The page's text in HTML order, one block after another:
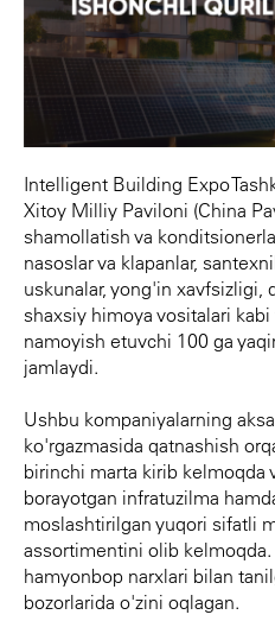
Intelligent Building Expo
Xitoy Milliy Paviloni (China
shamollatish va
nasoslar va klapanlar,
uskunalar, yong'in xavfsizligi,
shaxsiy himoya vositalari
namoyish etuvchi 100 ga
jamlaydi.
Ushbu kompaniyalarning
ko'rgazmasida qatnashish
birinchi marta kirib kelmoqda
borayotgan infratuzilma
moslashtirilgan yuqori sifatli
assortimentini olib
hamyonbop narxlari bilan
bozorlarida o'zini oqlagan.